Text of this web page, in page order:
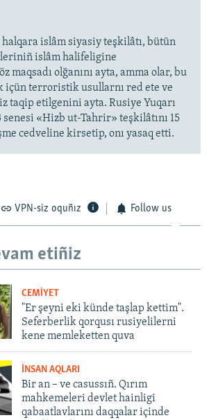
islâm siyasiy teşkilâtı, bütün
islâm halifeligine
maqsadı olğanını ayta, amma olar, bu
içün terroristik usullarnı red ete ve
taqip etilgenini ayta. Rusiye Yuqarı
«Hizb ut-Tahrir» teşkilâtını 15
cedveline kirsetip, onı yasaq etti.
VPN-siz oquñız Follow us
etiñiz
CEMİYET
"Er şeyni eki künde taşlap kettim".
Seferberlik qorqusı rusiyelilerni
kene memleketten quva
İNSAN AQLARI
Bir an – ve casussıñ. Qırım
mahkemeleri devlet hainligi
qabaatlavlarını daqqalar içinde